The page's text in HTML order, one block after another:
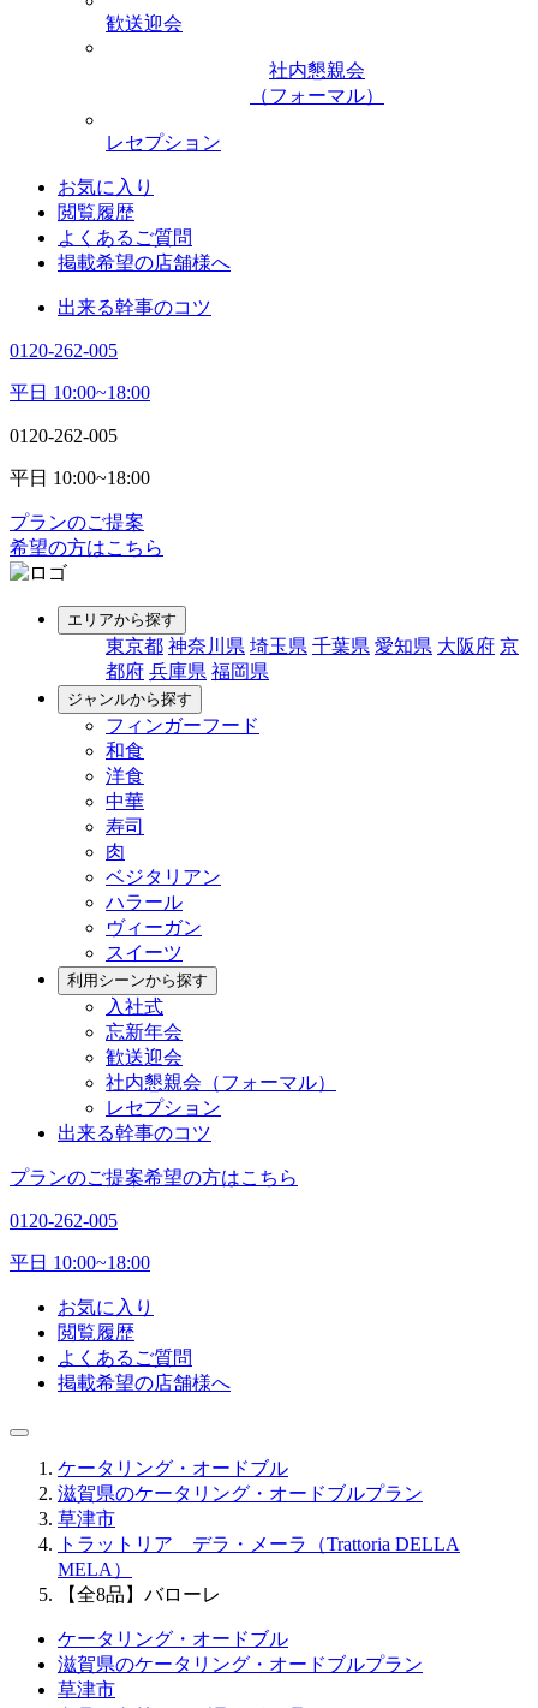
歓送迎会
社内懇親会
（フォーマル）
レセプション
お気に入り
閲覧履歴
よくあるご質問
掲載希望の店舗様へ
出来る幹事のコツ
0120-262-005
平日 10:00~18:00
0120-262-005
平日 10:00~18:00
プランのご提案
希望の方はこちら
エリアから探す
東京都 神奈川県 埼玉県 千葉県 愛知県 大阪府 京
都府 兵庫県 福岡県
ジャンルから探す
フィンガーフード
和食
洋食
中華
寿司
肉
ベジタリアン
ハラール
ヴィーガン
スイーツ
利用シーンから探す
入社式
忘新年会
歓送迎会
社内懇親会（フォーマル）
レセプション
出来る幹事のコツ
プランのご提案希望の方はこちら
0120-262-005
平日 10:00~18:00
お気に入り
閲覧履歴
よくあるご質問
掲載希望の店舗様へ
ケータリング・オードブル
滋賀県のケータリング・オードブルプラン
草津市
トラットリア デラ・メーラ（Trattoria DELLA
MELA）
【全8品】バローレ
ケータリング・オードブル
滋賀県のケータリング・オードブルプラン
草津市